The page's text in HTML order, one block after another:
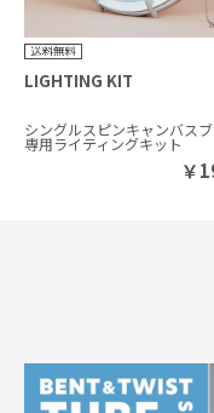
LIGHTING KIT
シングルスピンキャンバス
専用ライティングキット
￥